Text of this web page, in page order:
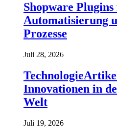
Shopware
Automatisierung
Prozesse
Juli 28, 2026
Innovationen in
Welt
Juli 19, 2026